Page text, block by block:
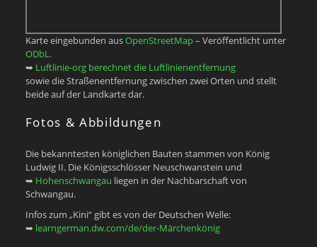
Karte eingebunden ausOpenStreetMap– Veröffentlicht unter
ODbL.
➥ Luftlinie-org berechnet die Luftlinienentfernung
sowie die Straßenentfernung zwischen zwei Orten und stellt
beide auf der Landkarte dar.
Fotos & Abbildungen
Die bekanntesten königlichen Bauten stammen von König
Ludwig II. Die Königsschlösser Neuschwanstein und
➥ Hohenschwangau liegen in der Nachbarschaft von
Schwangau.
Infos zum „Kini“ gibt es von der Deutschen Welle:
➥ learngerman.dw.com/de/der-Märchenkönig